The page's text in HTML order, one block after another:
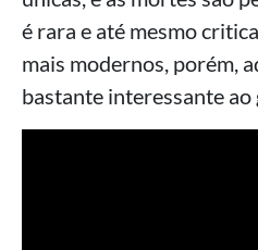
é rara e até mesmo
mais modernos, porém,
bastante interessante ao